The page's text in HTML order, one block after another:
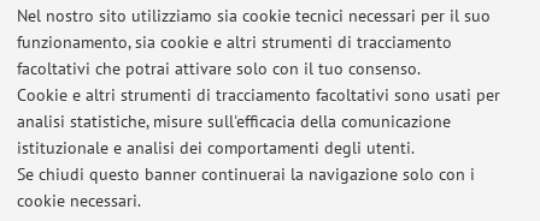
Nel nostro sito utilizziamo sia cookie tecnici necessari per il suo
funzionamento, sia cookie e altri strumenti di tracciamento
facoltativi che potrai attivare solo con il tuo consenso.
Cookie e altri strumenti di tracciamento facoltativi sono usati per
analisi statistiche, misure sull'efficacia della comunicazione
istituzionale e analisi dei comportamenti degli utenti.
Se chiudi questo banner continuerai la navigazione solo con i
cookie necessari.
Avvisi
Al momento non sono presenti avvisi.
Area riservata
Accedi tramitelogin